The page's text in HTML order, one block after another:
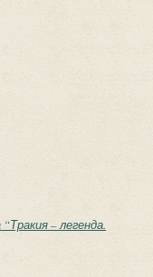
– легенда.